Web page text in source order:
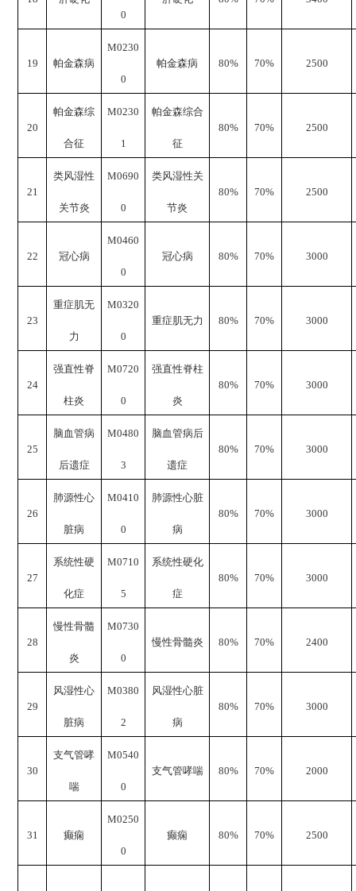
0
19 帕金森病
M0230
0
帕金森病 80% 70% 2500
20
帕金森综
合征
M0230
1
帕金森综合
征
80% 70% 2500
21
类风湿性
关节炎
M0690
0
类风湿性关
节炎
80% 70% 2500
22 冠心病
M0460
0
冠心病 80% 70% 3000
23
重症肌无
力
M0320
0
重症肌无力 80% 70% 3000
24
强直性脊
柱炎
M0720
0
强直性脊柱
炎
80% 70% 3000
25
脑血管病
后遗症
M0480
3
脑血管病后
遗症
80% 70% 3000
26
肺源性心
脏病
M0410
0
肺源性心脏
病
80% 70% 3000
27
系统性硬
化症
M0710
5
系统性硬化
症
80% 70% 3000
28
慢性骨髓
炎
M0730
0
慢性骨髓炎 80% 70% 2400
29
风湿性心
脏病
M0380
2
风湿性心脏
病
80% 70% 3000
30
支气管哮
喘
M0540
0
支气管哮喘 80% 70% 2000
31 癫痫
M0250
0
癫痫 80% 70% 2500